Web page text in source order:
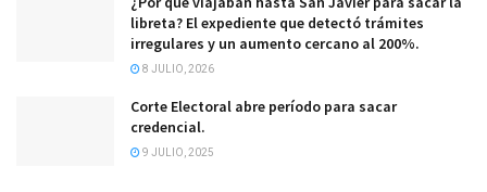
libreta? El expediente que detectó trámites
irregulares y un aumento cercano al 200%.
8 JULIO, 2026
Corte Electoral abre período para sacar
credencial.
9 JULIO, 2025